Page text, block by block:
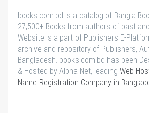
books.com.bd is a catalog of Bangla
27,500+ Books from authors of past
Website is a part of Publishers E-
archive and repository of Publishers,
Bangladesh. books.com.bd has been
& Hosted by Alpha Net, leading Web
Name Registration Company in